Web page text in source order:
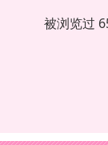
被浏览过